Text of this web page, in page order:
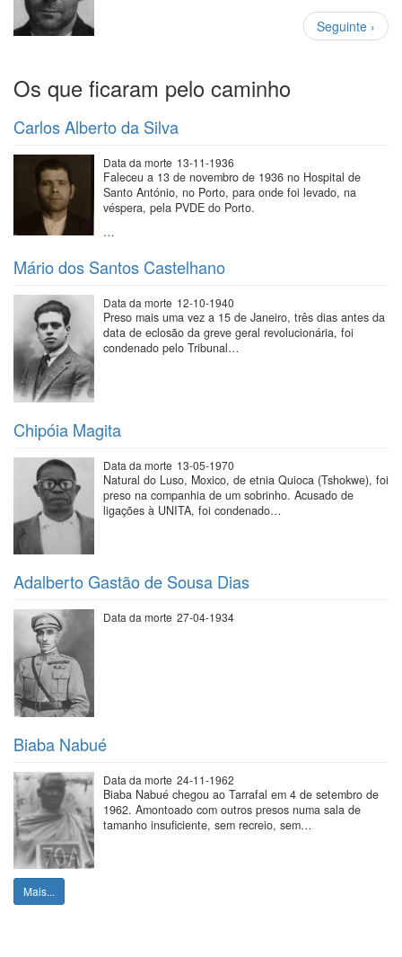
Paginação
Próxima
página
Seguinte ›
Os que ficaram pelo caminho
Carlos Alberto da Silva
Data da morte 13-11-1936
Faleceu a 13 de novembro de 1936 no Hospital de
Santo António, no Porto, para onde foi levado, na
véspera, pela PVDE do Porto.
…
Mário dos Santos Castelhano
Data da morte 12-10-1940
Preso mais uma vez a 15 de Janeiro, três dias antes da
data de eclosão da greve geral revolucionária, foi
condenado pelo Tribunal…
Chipóia Magita
Data da morte 13-05-1970
Natural do Luso, Moxico, de etnia Quioca (Tshokwe), foi
preso na companhia de um sobrinho. Acusado de
ligações à UNITA, foi condenado…
Adalberto Gastão de Sousa Dias
Data da morte 27-04-1934
Biaba Nabué
Data da morte 24-11-1962
Biaba Nabué chegou ao Tarrafal em 4 de setembro de
1962. Amontoado com outros presos numa sala de
tamanho insuficiente, sem recreio, sem…
Mais...